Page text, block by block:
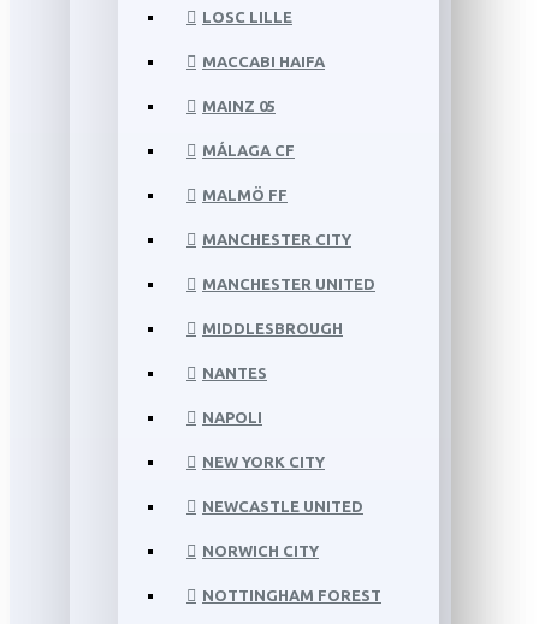
LOSC LILLE
MACCABI HAIFA
MAINZ 05
MÁLAGA CF
MALMÖ FF
MANCHESTER CITY
MANCHESTER UNITED
MIDDLESBROUGH
NANTES
NAPOLI
NEW YORK CITY
NEWCASTLE UNITED
NORWICH CITY
NOTTINGHAM FOREST